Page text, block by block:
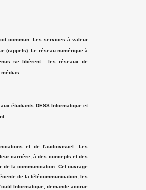
commun. Les services à valeur
(rappels). Le réseau numérique à
se libèrent : les réseaux de
étudiants DESS Informatique et
et de l'audiovisuel. Les
carrière, à des concepts et des
la communication. Cet ouvrage
de la télécommunication, les
Informatique, demande accrue